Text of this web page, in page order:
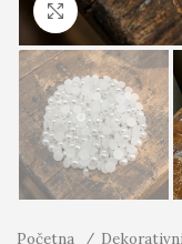
Click to
Početna